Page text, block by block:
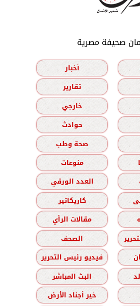
صحيفة مصرية
أخبار
تقارير
خارجي
حوادث
صحة وطب
منوعات
العدد الورقي
كاريكاتير
مقالات الرأي
الصحف
فيديو رئيس التحرير
البث المباشر
خير أجناد الأرض